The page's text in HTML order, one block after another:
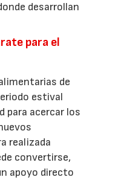
desarrollan
para el
de
estival
para acercar los
realizada
convertirse,
apoyo directo